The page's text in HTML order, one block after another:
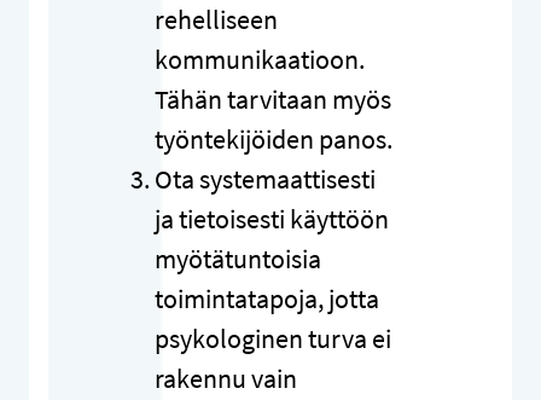
rehelliseen
kommunikaatioon.
Tähän tarvitaan myös
työntekijöiden panos.
Ota systemaattisesti
ja tietoisesti käyttöön
myötätuntoisia
toimintatapoja, jotta
psykologinen turva ei
rakennu vain